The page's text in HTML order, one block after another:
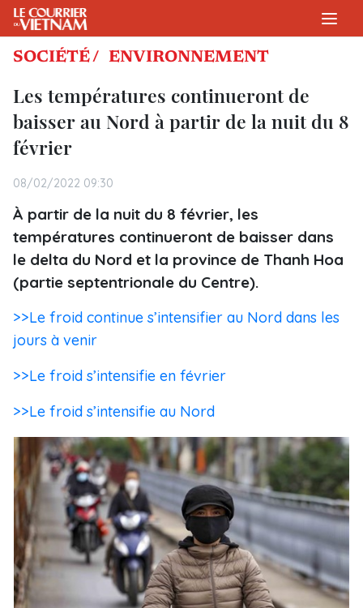
SOCIÉTÉ / ENVIRONNEMENT
Les températures continueront de
baisser au Nord à partir de la nuit du 8
février
08/02/2022 09:30
À partir de la nuit du 8 février, les
températures continueront de baisser dans
le delta du Nord et la province de Thanh Hoa
(partie septentrionale du Centre).
>>Le froid continue s’intensifier au Nord dans les
jours à venir
>>Le froid s’intensifie en février
>>Le froid s’intensifie au Nord